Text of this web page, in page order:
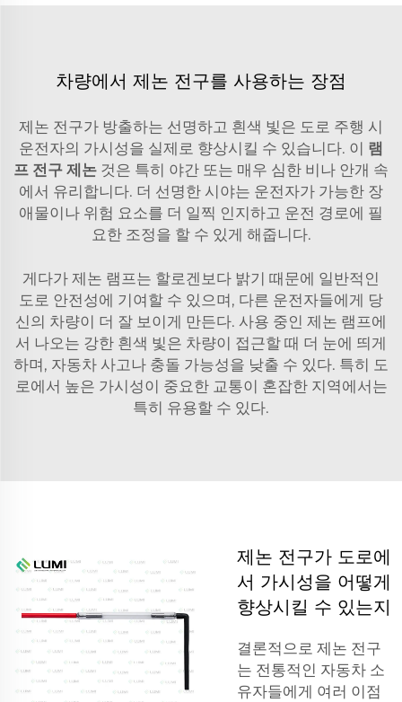
차량에서 제논 전구를 사용하는 장점
제논 전구가 방출하는 선명하고 흰색 빛은 도로 주행 시
운전자의 가시성을 실제로 향상시킬 수 있습니다. 이 램
프 전구 제논 것은 특히 야간 또는 매우 심한 비나 안개 속
에서 유리합니다. 더 선명한 시야는 운전자가 가능한 장
애물이나 위험 요소를 더 일찍 인지하고 운전 경로에 필
요한 조정을 할 수 있게 해줍니다.
게다가 제논 램프는 할로겐보다 밝기 때문에 일반적인
도로 안전성에 기여할 수 있으며, 다른 운전자들에게 당
신의 차량이 더 잘 보이게 만든다. 사용 중인 제논 램프에
서 나오는 강한 흰색 빛은 차량이 접근할 때 더 눈에 띄게
하며, 자동차 사고나 충돌 가능성을 낮출 수 있다. 특히 도
로에서 높은 가시성이 중요한 교통이 혼잡한 지역에서는
특히 유용할 수 있다.
제논 전구가 도로에
서 가시성을 어떻게
향상시킬 수 있는지
결론적으로 제논 전구
는 전통적인 자동차 소
유자들에게 여러 이점